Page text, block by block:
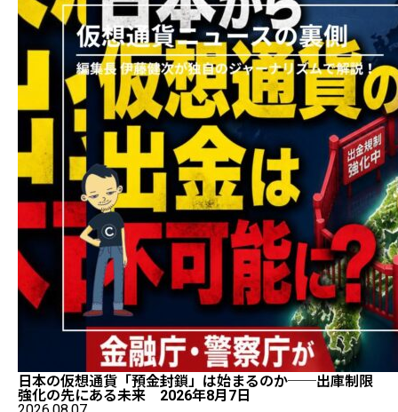
日本の仮想通貨「預金封鎖」は始まるのか──出庫制限
強化の先にある未来 2026年8月7日